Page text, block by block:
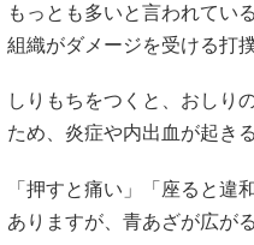
もっとも多いと言われてい
組織がダメージを受ける打撲
しりもちをつくと、おしり
ため、炎症や内出血が起き
「押すと痛い」「座ると違
ありますが、青あざが広が